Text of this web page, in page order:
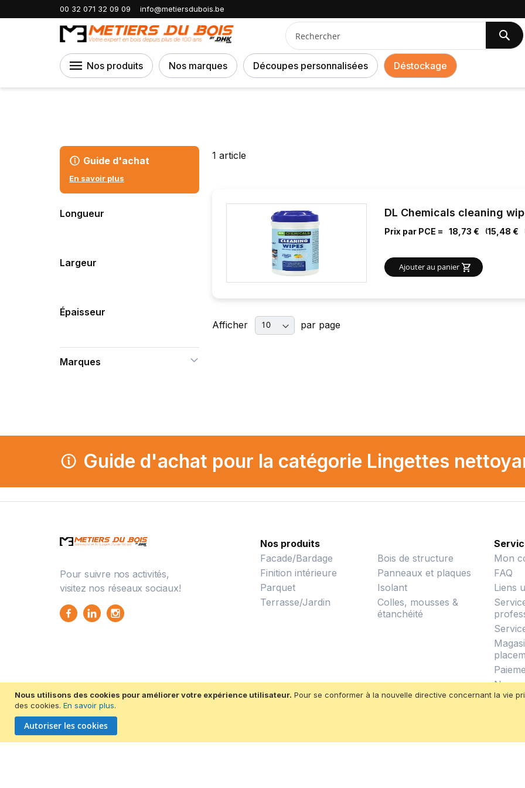
Nous utilisons des cookies pour améliorer votre expérience utilisateur. Pour se conformer à la nouvelle directive concernant la vie
des cookies. En savoir plus.
Autoriser les cookies
00 32 071 32 09 09 info@metiersdubois.be
Chercher
Nos produits Nos marques Découpes personnalisées Déstockage
Accueil Colles, mousses & étanchéité
1 article
DL Chemicals cleaning
Prix par PCE = 18,73 € 15,48 €
Ajouter au panier
Afficher par page
Marques
Longueur
Largeur
Épaisseur
Guide d'achat
En savoir plus
Guide d'achat pour la catégorie Lingettes
Pour suivre nos activités,
visitez nos réseaux sociaux!
Nos produits
Facade/Bardage
Finition intérieure
Parquet
Terrasse/Jardin
Bois de structure
Panneaux et plaques
Isolant
Colles, mousses &
étanchéité
Mon
FAQ
Liens
Nos
© 2026 Métiers du bois